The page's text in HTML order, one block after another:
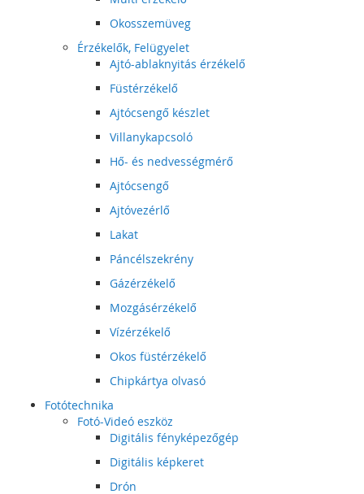
Okosszemüveg
Érzékelők, Felügyelet
Ajtó-ablaknyitás érzékelő
Füstérzékelő
Ajtócsengő készlet
Villanykapcsoló
Hő- és nedvességmérő
Ajtócsengő
Ajtóvezérlő
Lakat
Páncélszekrény
Gázérzékelő
Mozgásérzékelő
Vízérzékelő
Okos füstérzékelő
Chipkártya olvasó
Fotótechnika
Fotó-Videó eszköz
Digitális fényképezőgép
Digitális képkeret
Drón